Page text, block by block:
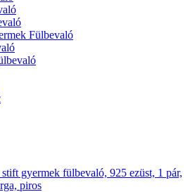
Fülbevaló
gyermek fülbevaló, 925 ezüst, 1 pár,
piros